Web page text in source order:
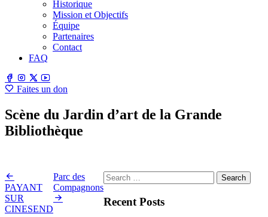
Historique
Mission et Objectifs
Équipe
Partenaires
Contact
FAQ
Faites un don
Scène du Jardin d’art de la Grande
Bibliothèque
PAYANT
SUR
CINESEND
Parc des
Compagnons
Search
for:
Recent Posts